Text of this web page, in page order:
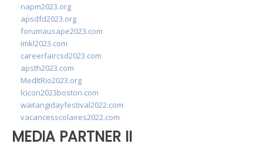
napm2023.org
apsdfd2023.org
forumausape2023.com
imkl2023.com
careerfaircsd2023.com
apsth2023.com
MedItRio2023.org
lcicon2023boston.com
waitangidayfestival2022.com
vacancesscolaires2022.com
MEDIA PARTNER II